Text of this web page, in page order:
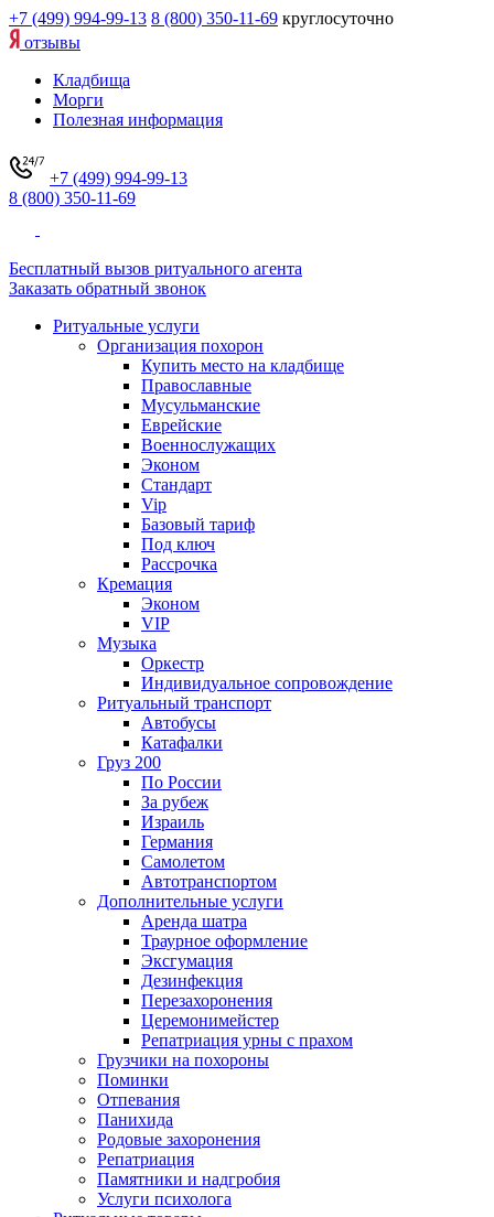
+7 (499) 994-99-13 8 (800) 350-11-69 круглосуточно
отзывы
Кладбища
Морги
Полезная информация
+7 (499) 994-99-13
8 (800) 350-11-69
Бесплатный вызов ритуального агента
Заказать обратный звонок
Ритуальные услуги
Организация похорон
Купить место на кладбище
Православные
Мусульманские
Еврейские
Военнослужащих
Эконом
Стандарт
Vip
Базовый тариф
Под ключ
Рассрочка
Кремация
Эконом
VIP
Музыка
Оркестр
Индивидуальное сопровождение
Ритуальный транспорт
Автобусы
Катафалки
Груз 200
По России
За рубеж
Израиль
Германия
Самолетом
Автотранспортом
Дополнительные услуги
Аренда шатра
Траурное оформление
Эксгумация
Дезинфекция
Перезахоронения
Церемонимейстер
Репатриация урны с прахом
Грузчики на похороны
Поминки
Отпевания
Панихида
Родовые захоронения
Репатриация
Памятники и надгробия
Услуги психолога